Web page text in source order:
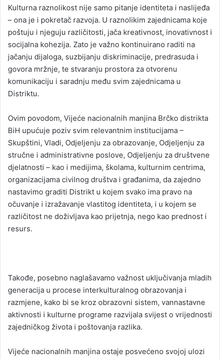
Kulturna raznolikost nije samo pitanje identiteta i naslijeđa
– ona je i pokretač razvoja. U raznolikim zajednicama koje
poštuju i njeguju različitosti, jača kreativnost, inovativnost i
socijalna kohezija. Zato je važno kontinuirano raditi na
jačanju dijaloga, suzbijanju diskriminacije, predrasuda i
govora mržnje, te stvaranju prostora za otvorenu
komunikaciju i saradnju među svim zajednicama u
Distriktu.
Ovim povodom, Vijeće nacionalnih manjina Brčko distrikta
BiH upućuje poziv svim relevantnim institucijama –
Skupštini, Vladi, Odjeljenju za obrazovanje, Odjeljenju za
stručne i administrativne poslove, Odjeljenju za društvene
djelatnosti – kao i medijima, školama, kulturnim centrima,
organizacijama civilnog društva i građanima, da zajedno
nastavimo graditi Distrikt u kojem svako ima pravo na
očuvanje i izražavanje vlastitog identiteta, i u kojem se
različitost ne doživljava kao prijetnja, nego kao prednost i
resurs.
Takođe, posebno naglašavamo važnost uključivanja mladih
generacija u procese interkulturalnog obrazovanja i
razmjene, kako bi se kroz obrazovni sistem, vannastavne
aktivnosti i kulturne programe razvijala svijest o vrijednosti
zajedničkog života i poštovanja razlika.
Vijeće nacionalnih manjina ostaje posvećeno svojoj ulozi